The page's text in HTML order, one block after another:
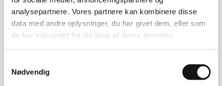
analysepartnere. Vores partnere kan kombinere disse
data med andre oplysninger, du har givet dem, eller som
de har indsamlet fra din brug af deres tjenester.
Nødvendig
Belastning: 1400 kg total
1.599,00 kr
1.998,75 kr inkl. moms